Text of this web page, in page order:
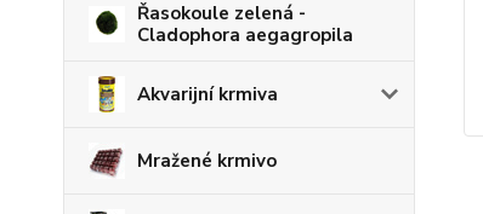
Řasokoule zelená -
Cladophora aegagropila
Akvarijní krmiva
Mražené krmivo